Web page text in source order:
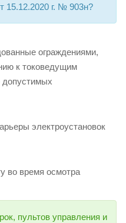
15.12.2020 г. № 903н?
ограждениями,
к токоведущим
допустимых
электроустановок
во время осмотра
пультов управления и